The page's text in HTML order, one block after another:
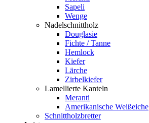
Sapeli
Wenge
Nadelschnittholz
Douglasie
Fichte / Tanne
Hemlock
Kiefer
Lärche
Zirbelkiefer
Lamellierte Kanteln
Meranti
Amerikanische Weißeiche
Schnittholzbretter